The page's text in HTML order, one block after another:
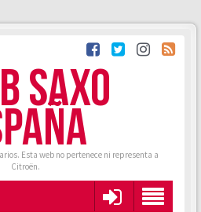
SAXO
Esta web no pertenece ni representa a
Citroën.